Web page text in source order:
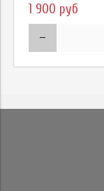
1 900 руб